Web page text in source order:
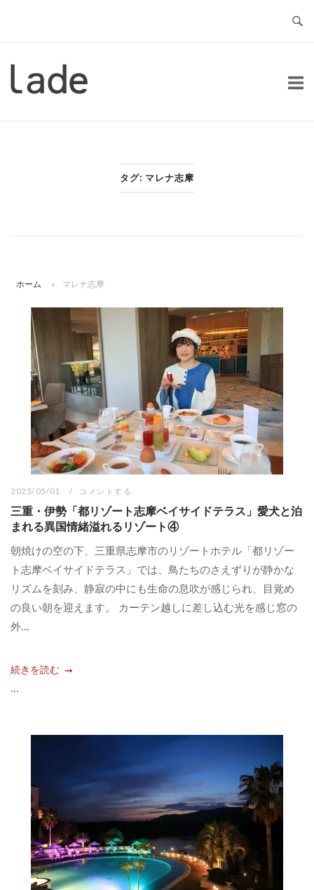
ー
タグ: マレナ志摩
ホーム » マレナ志摩
2025/05/01 コメントする
三重・伊勢「都リゾート志摩ベイサイドテラス」愛犬と泊
まれる異国情緒溢れるリゾート④
朝焼けの空の下、三重県志摩市のリゾートホテル「都リゾー
ト志摩ベイサイドテラス」では、鳥たちのさえずりが静かな
リズムを刻み、静寂の中にも生命の息吹が感じられ、目覚め
の良い朝を迎えます。 カーテン越しに差し込む光を感じ窓の
外...
続きを読む
...